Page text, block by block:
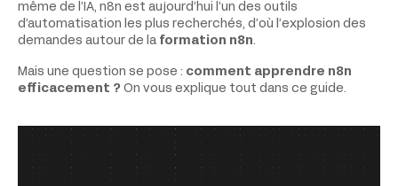
même de l’IA, n8n est aujourd’hui l’un des outils
d’automatisation les plus recherchés, d’où l’explosion des
demandes autour de la formation n8n.
Mais une question se pose : comment apprendre n8n
efficacement ? On vous explique tout dans ce guide.